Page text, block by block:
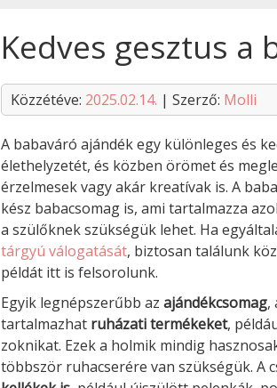
Kedves gesztus a
Közzétéve: 2025.02.14. | Szerző: Molli
A babaváró ajándék egy különleges és
élethelyzetét, és közben örömet és
érzelmesek vagy akár kreatívak is. A
kész babacsomag is, ami tartalmazza
a szülőknek szükségük lehet. Ha
tárgyú válogatását, biztosan találunk
példát itt is felsorolunk.
Egyik legnépszerűbb az ajándékcsomag,
tartalmazhat ruházati termékeket,
zoknikat. Ezek a holmik mindig
többször ruhacserére van szükségük. A